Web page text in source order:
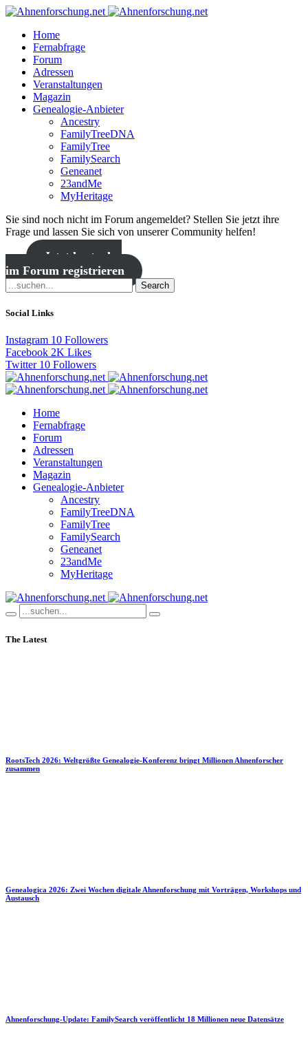
Home
Fernabfrage
Forum
Adressen
Veranstaltungen
Magazin
Genealogie-Anbieter
Ancestry
FamilyTreeDNA
FamilyTree
FamilySearch
Geneanet
23andMe
MyHeritage
Sie sind noch nicht im Forum angemeldet? Stellen Sie jetzt ihre
Frage und lassen Sie sich von unserer Community helfen!
Jetzt kostenlos
im Forum registrieren
Search
Social Links
Instagram 10 Followers
Facebook 2K Likes
Twitter 10 Followers
Home
Fernabfrage
Forum
Adressen
Veranstaltungen
Magazin
Genealogie-Anbieter
Ancestry
FamilyTreeDNA
FamilyTree
FamilySearch
Geneanet
23andMe
MyHeritage
The Latest
RootsTech 2026: Weltgrößte Genealogie-Konferenz bringt Millionen Ahnenforscher
zusammen
Genealogica 2026: Zwei Wochen digitale Ahnenforschung mit Vorträgen, Workshops und
Austausch
Ahnenforschung-Update: FamilySearch veröffentlicht 18 Millionen neue Datensätze